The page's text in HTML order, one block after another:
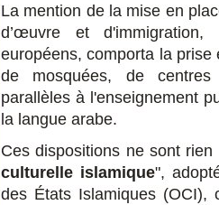
La mention de la mise en
d’œuvre et
européens, comporta la
de mosquées, de centres
parallèles à l'enseignement
la langue arabe.
Ces dispositions ne sont
culturelle islamique",
des États Islamiques (OCI),